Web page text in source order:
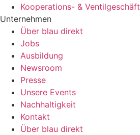
Kooperations- & Ventilgeschäft
Unternehmen
Über blau direkt
Jobs
Ausbildung
Newsroom
Presse
Unsere Events
Nachhaltigkeit
Kontakt
Über blau direkt